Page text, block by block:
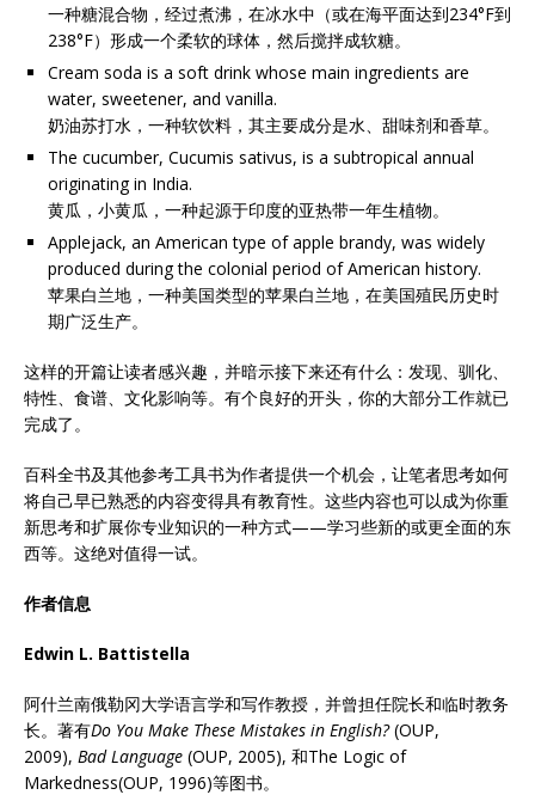
一种糖混合物，经过煮沸，在冰水中（或在海平面达到234°F到
238°F）形成一个柔软的球体，然后搅拌成软糖。
Cream soda is a soft drink whose main ingredients are
water, sweetener, and vanilla.
奶油苏打水，一种软饮料，其主要成分是水、甜味剂和香草。
The cucumber, Cucumis sativus, is a subtropical annual
originating in India.
黄瓜，小黄瓜，一种起源于印度的亚热带一年生植物。
Applejack, an American type of apple brandy, was widely
produced during the colonial period of American history.
苹果白兰地，一种美国类型的苹果白兰地，在美国殖民历史时
期广泛生产。
这样的开篇让读者感兴趣，并暗示接下来还有什么：发现、驯化、
特性、食谱、文化影响等。有个良好的开头，你的大部分工作就已
完成了。
百科全书及其他参考工具书为作者提供一个机会，让笔者思考如何
将自己早已熟悉的内容变得具有教育性。这些内容也可以成为你重
新思考和扩展你专业知识的一种方式——学习些新的或更全面的东
西等。这绝对值得一试。
作者信息
Edwin L. Battistella
阿什兰南俄勒冈大学语言学和写作教授，并曾担任院长和临时教务
长。著有Do You Make These Mistakes in English?(OUP,
2009), Bad Language (OUP, 2005), 和The Logic of
Markedness(OUP, 1996)等图书。